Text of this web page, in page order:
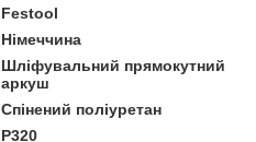
Festool
Німеччина
Шліфувальний прямокутний
аркуш
Спінений поліуретан
P320